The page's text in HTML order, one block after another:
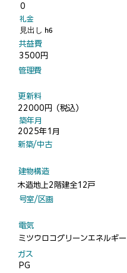
0
​礼金
​共益費
見出し h6
3500円
​管理費
​更新料
22000円（税込）
​築年月
2025年1月
​新築/中古
​建物構造
木造地上2階建全12戸
​号室/区画
​電気
ミツウロコグリーンエネルギー
​ガス
PG